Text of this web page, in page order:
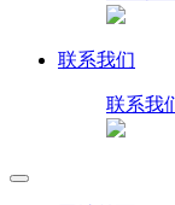
联系我们
联系我